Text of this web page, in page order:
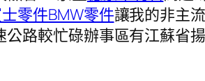
零件BMW零件讓我的非主
路較忙碌辦事區有江蘇省